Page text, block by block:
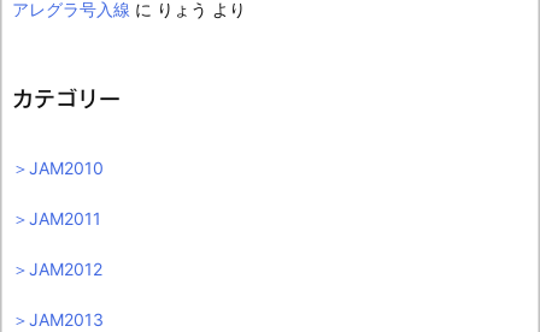
アレグラ号入線 に りょう より
カテゴリー
＞JAM2010
＞JAM2011
＞JAM2012
＞JAM2013